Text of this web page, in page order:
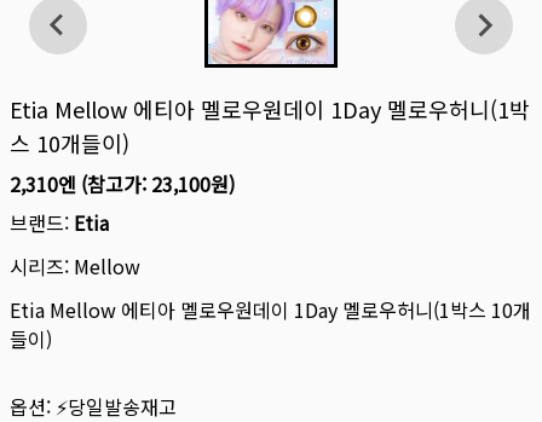
Etia Mellow 에티아 멜로우원데이 1Day 멜로우허니(1박
스 10개들이)
2,310엔 (참고가: 23,100원)
브랜드: Etia
시리즈: Mellow
Etia Mellow 에티아 멜로우원데이 1Day 멜로우허니(1박스 10개
들이)
옵션: ⚡당일발송재고